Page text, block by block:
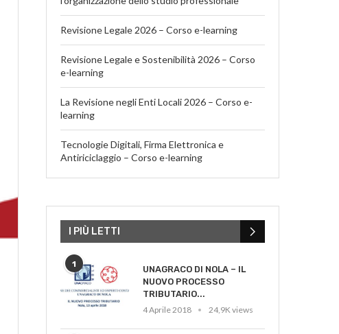
Revisione Legale 2026 – Corso e-learning
Revisione Legale e Sostenibilità 2026 – Corso
e-learning
La Revisione negli Enti Locali 2026 – Corso e-
learning
Tecnologie Digitali, Firma Elettronica e
Antiriciclaggio – Corso e-learning
I PIÙ LETTI
1
UNAGRACO DI NOLA – IL
NUOVO PROCESSO
TRIBUTARIO...
4 Aprile 2018
24,9K views